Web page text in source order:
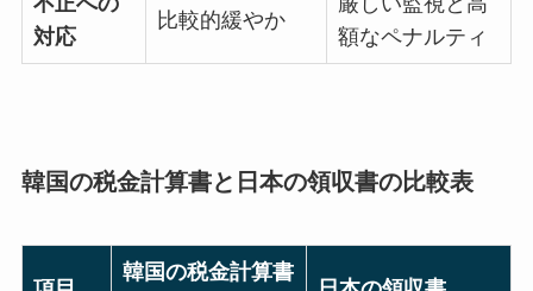
対応
比較的緩やか
額なペナルティ
韓国の税金計算書と日本の領収書の比較表
韓国の税金計算書